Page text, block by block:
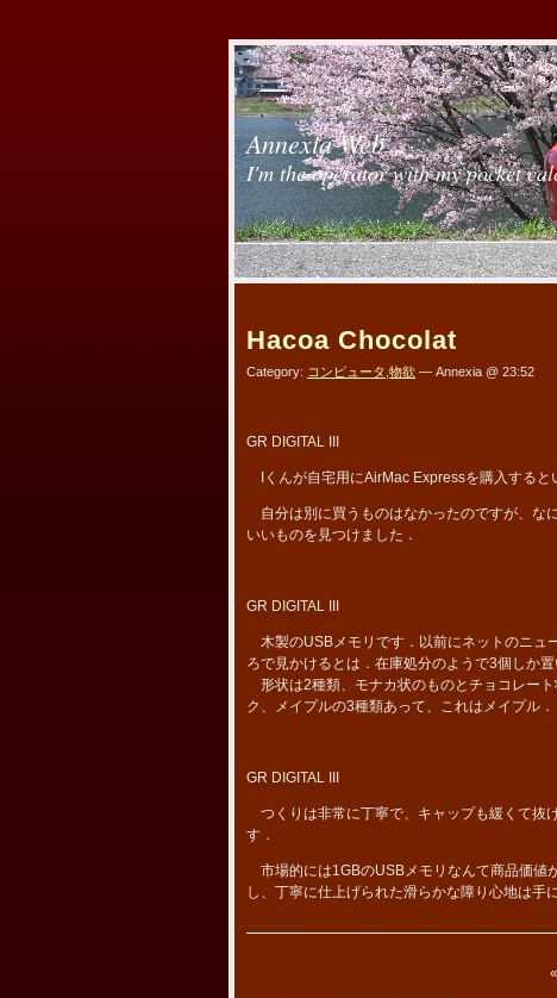
Annexia Web
I'm the operator with my pocket
Hacoa Chocolat
Category: コンピュータ 物欲 — Annexia @ 23:52
GR DIGITAL III
Iくんが自宅用にAirMac Expressを購入すると
自分は別に買うものはなかったのですが、な
いいものを見つけました．
GR DIGITAL III
木製のUSBメモリです．以前にネットのニュ
ろで見かけるとは．在庫処分のようで3個しか
形状は2種類、モナカ状のものとチョコレー
ク、メイプルの3種類あって、これはメイプル．
GR DIGITAL III
つくりは非常に丁寧で、キャップも緩くて抜
す．
市場的には1GBのUSBメモリなんて商品価値
し、丁寧に仕上げられた滑らかな障り心地は手
«